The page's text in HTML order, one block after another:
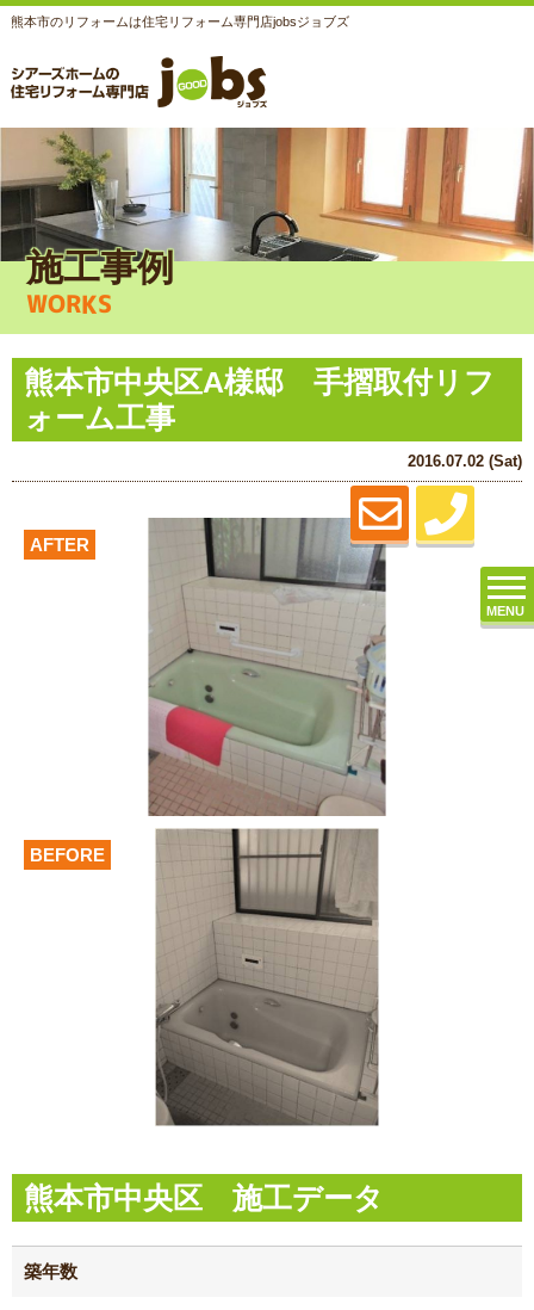
熊本市のリフォームは住宅リフォーム専門店jobsジョブズ
MENU
施工事例
WORKS
熊本市中央区A様邸 手摺取付リフ
ォーム工事
2016.07.02 (Sat)
AFTER
BEFORE
熊本市中央区 施工データ
築年数